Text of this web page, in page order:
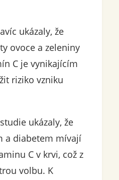
ukázaly, že
ovoce a zeleniny
C je vynikajícím
riziko vzniku
ukázaly, že
a diabetem mívají
C v krvi, což z
volbu. K